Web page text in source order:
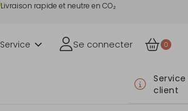
Livraison rapide et neutre en CO₂
Service Se connecter 0
Service
client